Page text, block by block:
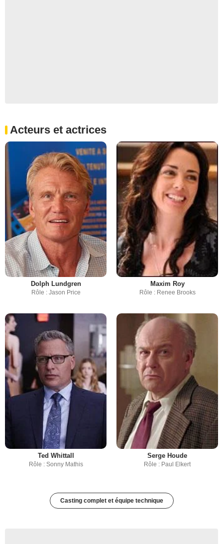
Acteurs et actrices
Dolph Lundgren
Rôle : Jason Price
Maxim Roy
Rôle : Renee Brooks
Ted Whittall
Rôle : Sonny Mathis
Serge Houde
Rôle : Paul Elkert
Casting complet et équipe technique